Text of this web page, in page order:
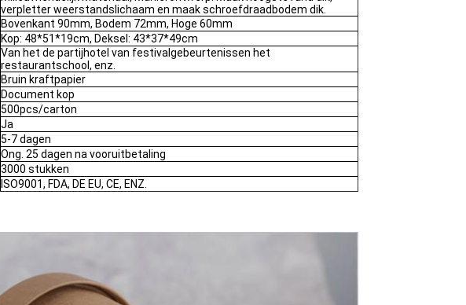
verpletter weerstandslichaam en maak schroefdraadbodem dik.
Bovenkant 90mm, Bodem 72mm, Hoge 60mm
Kop: 48*51*19cm, Deksel: 43*37*49cm
Van het de partijhotel van festivalgebeurtenissen het
restaurantschool, enz.
Bruin kraftpapier
Document kop
500pcs/carton
Ja
5-7 dagen
Ong. 25 dagen na vooruitbetaling
3000 stukken
ISO9001, FDA, DE EU, CE, ENZ.